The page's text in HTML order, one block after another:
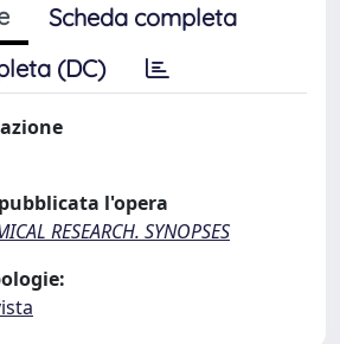
Scheda completa
(DC)
l'opera
RESEARCH. SYNOPSES